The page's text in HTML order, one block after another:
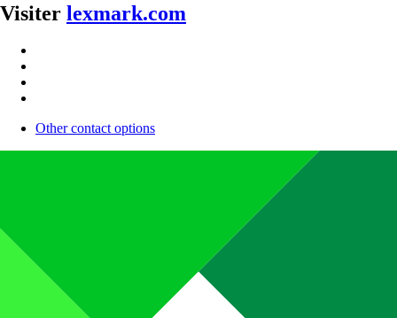
Visiter lexmark.com
Other contact options